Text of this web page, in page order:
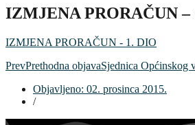
IZMJENA PRORAČUN –
IZMJENA PRORAČUN - 1. DIO
PrevPrethodna objavaSjednica Općinskog
Objavljeno: 02. prosinca 2015.
/